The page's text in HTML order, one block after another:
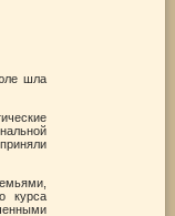
шла
курса